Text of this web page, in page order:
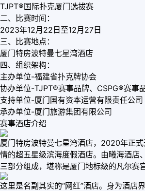
TJPT®国际扑克厦门选拔赛
二、比赛时间：
2023年12月22日至12月27日
三、比赛地点：
厦门特房波特曼七星湾酒店
四、组织架构：
主办单位-福建省扑克牌协会
协办单位-TJPT®赛事品牌、CSPG®赛事
支持单位-厦门国有资本运营有限责任公司
承办单位-厦门旅游集团有限公司
赛事酒店介绍
厦门特房波特曼七星湾酒店，2020年正
情的超五星级滨海度假酒店。由曦海酒店
三部分组成，堪称是厦门地标级的凡尔赛宫
这里是名副其实的“网红”酒店。身为酒店